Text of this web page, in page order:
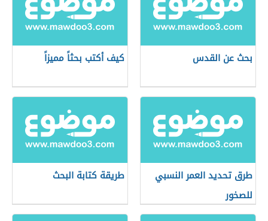
بحث عن القدس كيف أكتب بحثاً مميزاً
طرق تحديد العمر النسبي
للصخور
طريقة كتابة البحث